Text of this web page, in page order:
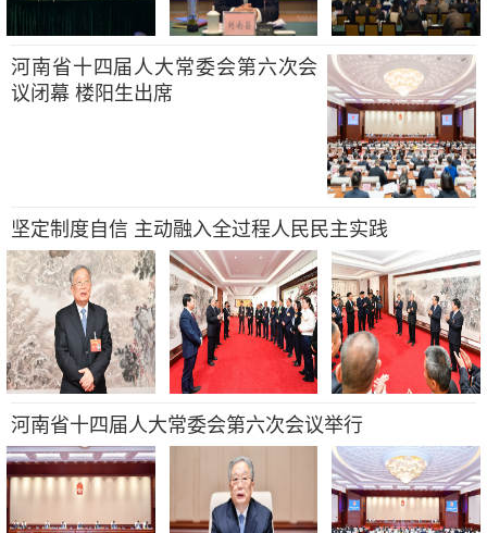
河南省十四届人大常委会第六次会
议闭幕 楼阳生出席
坚定制度自信 主动融入全过程人民民主实践
河南省十四届人大常委会第六次会议举行